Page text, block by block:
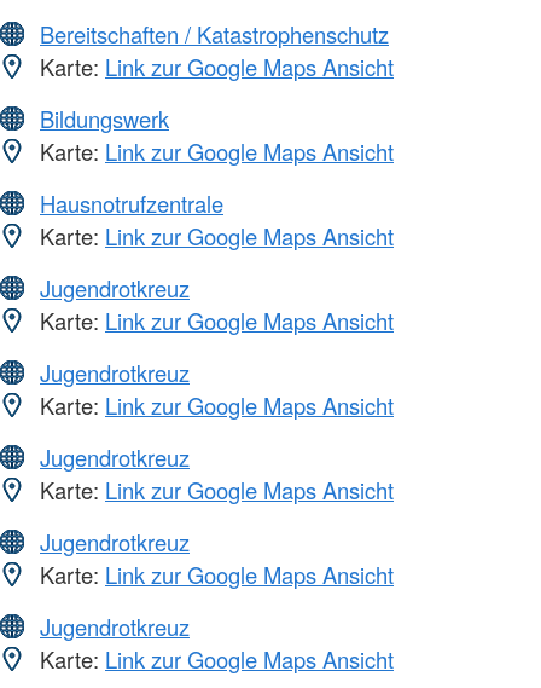
Bereitschaften / Katastrophenschutz
Karte: Link zur Google Maps Ansicht
Bildungswerk
Karte: Link zur Google Maps Ansicht
Hausnotrufzentrale
Karte: Link zur Google Maps Ansicht
Jugendrotkreuz
Karte: Link zur Google Maps Ansicht
Jugendrotkreuz
Karte: Link zur Google Maps Ansicht
Jugendrotkreuz
Karte: Link zur Google Maps Ansicht
Jugendrotkreuz
Karte: Link zur Google Maps Ansicht
Jugendrotkreuz
Karte: Link zur Google Maps Ansicht